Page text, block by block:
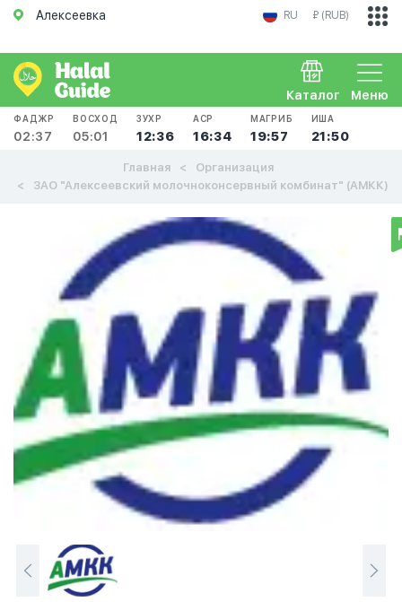
Алексеевка RU ₽ (RUB)
Меню
Каталог
ФАДЖР
02:37
ВОСХОД
05:01
ЗУХР
12:36
АСР
16:34
МАГРИБ
19:57
ИША
21:50
Главная
Организация
ЗАО "Алексеевский молочноконсервный комбинат" (АМКК)